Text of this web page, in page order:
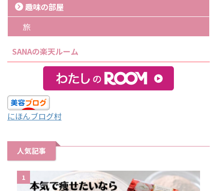
趣味の部屋
旅
SANAの楽天ルーム
にほんブログ村
人気記事
1